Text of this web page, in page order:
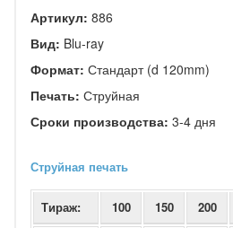
Артикул: 886
Вид: Blu-ray
Формат: Стандарт (d 120mm)
Печать: Струйная
Сроки производства: 3-4 дня
Струйная печать
Тираж: 100 150 200